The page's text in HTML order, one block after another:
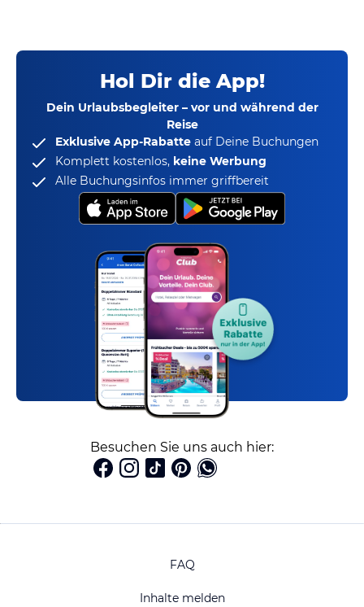
Hol Dir die App!
Dein Urlaubsbegleiter – vor und während der
Reise
Exklusive App-Rabatte auf Deine Buchungen
Komplett kostenlos, keine Werbung
Alle Buchungsinfos immer griffbereit
Besuchen Sie uns auch hier:
FAQ
Inhalte melden